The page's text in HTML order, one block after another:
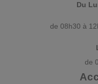
Du
de 08h30 à
de